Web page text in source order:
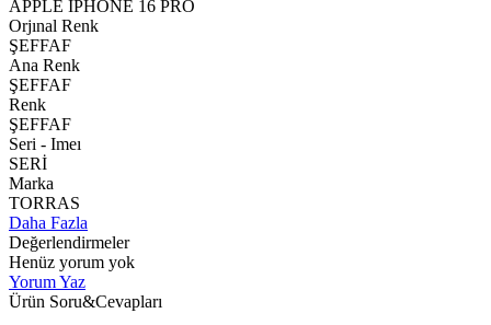
APPLE IPHONE 16 PRO
Orjınal Renk
ŞEFFAF
Ana Renk
ŞEFFAF
Renk
ŞEFFAF
Seri - Imeı
SERİ
Marka
TORRAS
Daha Fazla
Değerlendirmeler
Henüz yorum yok
Yorum Yaz
Ürün Soru&Cevapları